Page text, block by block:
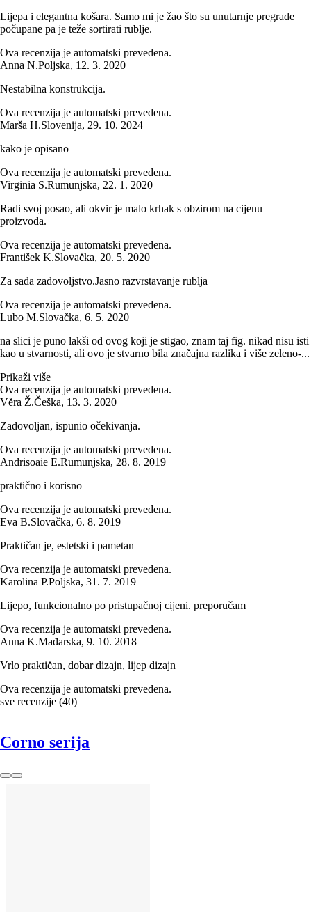
Lijepa i elegantna košara. Samo mi je žao što su unutarnje pregrade
počupane pa je teže sortirati rublje.
Ova recenzija je automatski prevedena.
Anna N.Poljska, 12. 3. 2020
Nestabilna konstrukcija.
Ova recenzija je automatski prevedena.
Marša H.Slovenija, 29. 10. 2024
kako je opisano
Ova recenzija je automatski prevedena.
Virginia S.Rumunjska, 22. 1. 2020
Radi svoj posao, ali okvir je malo krhak s obzirom na cijenu
proizvoda.
Ova recenzija je automatski prevedena.
František K.Slovačka, 20. 5. 2020
Za sada zadovoljstvo.Jasno razvrstavanje rublja
Ova recenzija je automatski prevedena.
Lubo M.Slovačka, 6. 5. 2020
na slici je puno lakši od ovog koji je stigao, znam taj fig. nikad nisu isti
kao u stvarnosti, ali ovo je stvarno bila značajna razlika i više zeleno-...
Prikaži više
Ova recenzija je automatski prevedena.
Věra Ž.Češka, 13. 3. 2020
Zadovoljan, ispunio očekivanja.
Ova recenzija je automatski prevedena.
Andrisoaie E.Rumunjska, 28. 8. 2019
praktično i korisno
Ova recenzija je automatski prevedena.
Eva B.Slovačka, 6. 8. 2019
Praktičan je, estetski i pametan
Ova recenzija je automatski prevedena.
Karolina P.Poljska, 31. 7. 2019
Lijepo, funkcionalno po pristupačnoj cijeni. preporučam
Ova recenzija je automatski prevedena.
Anna K.Mađarska, 9. 10. 2018
Vrlo praktičan, dobar dizajn, lijep dizajn
Ova recenzija je automatski prevedena.
sve recenzije (40)
Corno serija